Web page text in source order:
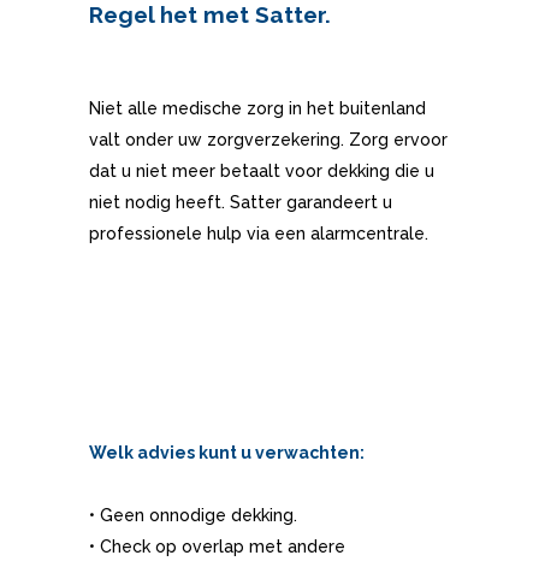
Regel het met Satter.
Niet alle medische zorg in het buitenland
valt onder uw zorgverzekering. Zorg ervoor
dat u niet meer betaalt voor dekking die u
niet nodig heeft. Satter garandeert u
professionele hulp via een alarmcentrale.
Welk advies kunt u verwachten:
• Geen onnodige dekking.
• Check op overlap met andere